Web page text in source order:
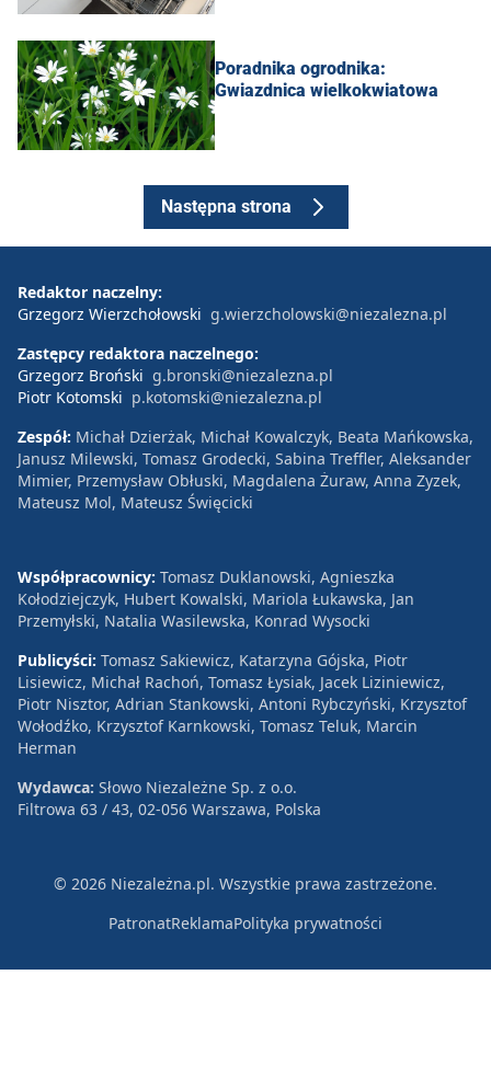
Poradnika ogrodnika:
Gwiazdnica wielkokwiatowa
Następna strona
Redaktor naczelny:
Grzegorz Wierzchołowski g.wierzcholowski@niezalezna.pl
Zastępcy redaktora naczelnego:
Grzegorz Broński g.bronski@niezalezna.pl
Piotr Kotomski p.kotomski@niezalezna.pl
Zespół: Michał Dzierżak, Michał Kowalczyk, Beata Mańkowska,
Janusz Milewski, Tomasz Grodecki, Sabina Treffler, Aleksander
Mimier, Przemysław Obłuski, Magdalena Żuraw, Anna Zyzek,
Mateusz Mol, Mateusz Święcicki
Współpracownicy: Tomasz Duklanowski, Agnieszka
Kołodziejczyk, Hubert Kowalski, Mariola Łukawska, Jan
Przemyłski, Natalia Wasilewska, Konrad Wysocki
Publicyści: Tomasz Sakiewicz, Katarzyna Gójska, Piotr
Lisiewicz, Michał Rachoń, Tomasz Łysiak, Jacek Liziniewicz,
Piotr Nisztor, Adrian Stankowski, Antoni Rybczyński, Krzysztof
Wołodźko, Krzysztof Karnkowski, Tomasz Teluk, Marcin
Herman
Wydawca: Słowo Niezależne Sp. z o.o.
Filtrowa 63 / 43, 02-056 Warszawa, Polska
© 2026 Niezależna.pl. Wszystkie prawa zastrzeżone.
PatronatReklamaPolityka prywatności